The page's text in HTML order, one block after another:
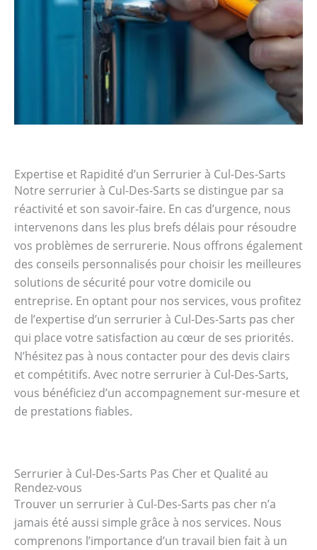
Expertise et Rapidité d’un Serrurier à Cul-Des-Sarts
Notre serrurier à Cul-Des-Sarts se distingue par sa
réactivité et son savoir-faire. En cas d’urgence, nous
intervenons dans les plus brefs délais pour résoudre
vos problèmes de serrurerie. Nous offrons également
des conseils personnalisés pour choisir les meilleures
solutions de sécurité pour votre domicile ou
entreprise. En optant pour nos services, vous profitez
de l’expertise d’un serrurier à Cul-Des-Sarts pas cher
qui place votre satisfaction au cœur de ses priorités.
N’hésitez pas à nous contacter pour des devis clairs
et compétitifs. Avec notre serrurier à Cul-Des-Sarts,
vous bénéficiez d’un accompagnement sur-mesure et
de prestations fiables.
Serrurier à Cul-Des-Sarts Pas Cher et Qualité au
Rendez-vous
Trouver un serrurier à Cul-Des-Sarts pas cher n’a
jamais été aussi simple grâce à nos services. Nous
comprenons l’importance d’un travail bien fait à un